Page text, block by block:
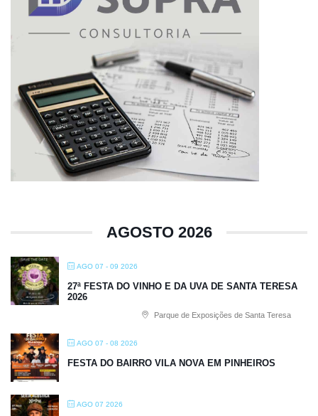
AGOSTO 2026
AGO 07 - 09 2026
27ª FESTA DO VINHO E DA UVA DE SANTA TERESA
2026
Parque de Exposições de Santa Teresa
AGO 07 - 08 2026
FESTA DO BAIRRO VILA NOVA EM PINHEIROS
AGO 07 2026